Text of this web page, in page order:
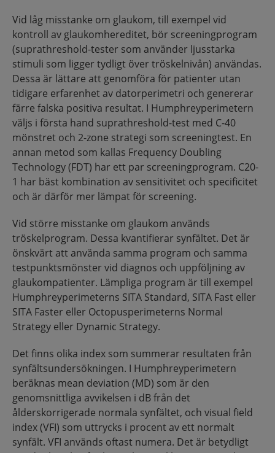
Vid låg misstanke om glaukom, till exempel vid
kontroll av glaukomhereditet, bör screening­program
(suprathreshold-tester som använder ljusstarka
stimuli som ligger tydligt över tröskelnivån) användas.
Dessa är lättare att genomföra för patienter utan
tidigare erfarenhet av datorperimetri och genererar
färre falska positiva resultat. I Humphreyperimetern
väljs i första hand suprathreshold-test med C-40
mönstret och 2-zone strategi som screeningtest. En
annan metod som kallas Frequency Doubling
Technology (FDT) har ett par screeningprogram. C20-
1 har bäst kombination av sensitivitet och specificitet
och är därför mer lämpat för screening.
Vid större misstanke om glaukom används
tröskelprogram. Dessa kvantifierar synfältet. Det är
önskvärt att använda samma program och samma
testpunktsmönster vid diagnos och uppföljning av
glaukompatienter. Lämpliga program är till exempel
Humphreyperimeterns SITA Standard, SITA Fast eller
SITA Faster eller Octopusperimeterns Normal
Strategy eller Dynamic Strategy.
Det finns olika index som summerar resultaten från
synfältsundersökningen. I Humphreyperimetern
beräknas mean deviation (MD) som är den
genomsnittliga avvikelsen i dB från det
ålderskorrigerade normala synfältet, och visual field
index (VFI) som uttrycks i procent av ett normalt
synfält. VFI används oftast numera. Det är betydligt